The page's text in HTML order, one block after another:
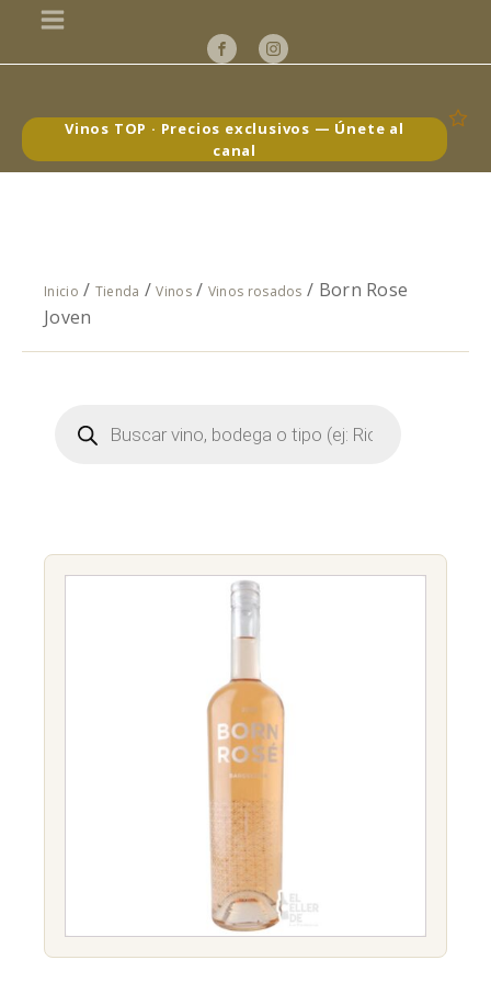
Vinos TOP · Precios exclusivos — Únete al
canal
Inicio / Tienda /Vinos/ Vinos rosados / Born Rose
Joven
Búsqueda